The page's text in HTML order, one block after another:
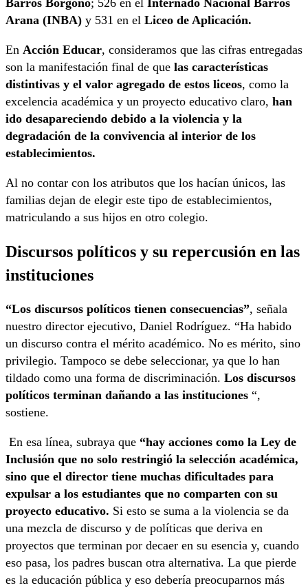
Barros Borgoño; 526 en el Internado Nacional Barros
Arana (INBA) y 531 en el Liceo de Aplicación.
En Acción Educar, consideramos que las cifras entregadas
son la manifestación final de que las características
distintivas y el valor agregado de estos liceos, como la
excelencia académica y un proyecto educativo claro, han
ido desapareciendo debido a la violencia y la
degradación de la convivencia al interior de los
establecimientos.
Al no contar con los atributos que los hacían únicos, las
familias dejan de elegir este tipo de establecimientos,
matriculando a sus hijos en otro colegio.
Discursos políticos y su repercusión en las
instituciones
“Los discursos políticos tienen consecuencias”, señala
nuestro director ejecutivo, Daniel Rodríguez. “Ha habido
un discurso contra el mérito académico. No es mérito, sino
privilegio. Tampoco se debe seleccionar, ya que lo han
tildado como una forma de discriminación. Los discursos
políticos terminan dañando a las instituciones “,
sostiene.
En esa línea, subraya que “hay acciones como la Ley de
Inclusión que no solo restringió la selección académica,
sino que el director tiene muchas dificultades para
expulsar a los estudiantes que no comparten con su
proyecto educativo. Si esto se suma a la violencia se da
una mezcla de discurso y de políticas que deriva en
proyectos que terminan por decaer en su esencia y, cuando
eso pasa, los padres buscan otra alternativa. La que pierde
es la educación pública y eso debería preocuparnos más